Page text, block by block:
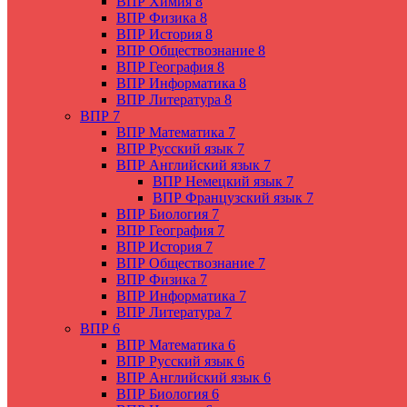
ВПР Физика 8
ВПР История 8
ВПР Обществознание 8
ВПР География 8
ВПР Информатика 8
ВПР Литература 8
ВПР 7
ВПР Математика 7
ВПР Русский язык 7
ВПР Английский язык 7
ВПР Немецкий язык 7
ВПР Французский язык 7
ВПР Биология 7
ВПР География 7
ВПР История 7
ВПР Обществознание 7
ВПР Физика 7
ВПР Информатика 7
ВПР Литература 7
ВПР 6
ВПР Математика 6
ВПР Русский язык 6
ВПР Английский язык 6
ВПР Биология 6